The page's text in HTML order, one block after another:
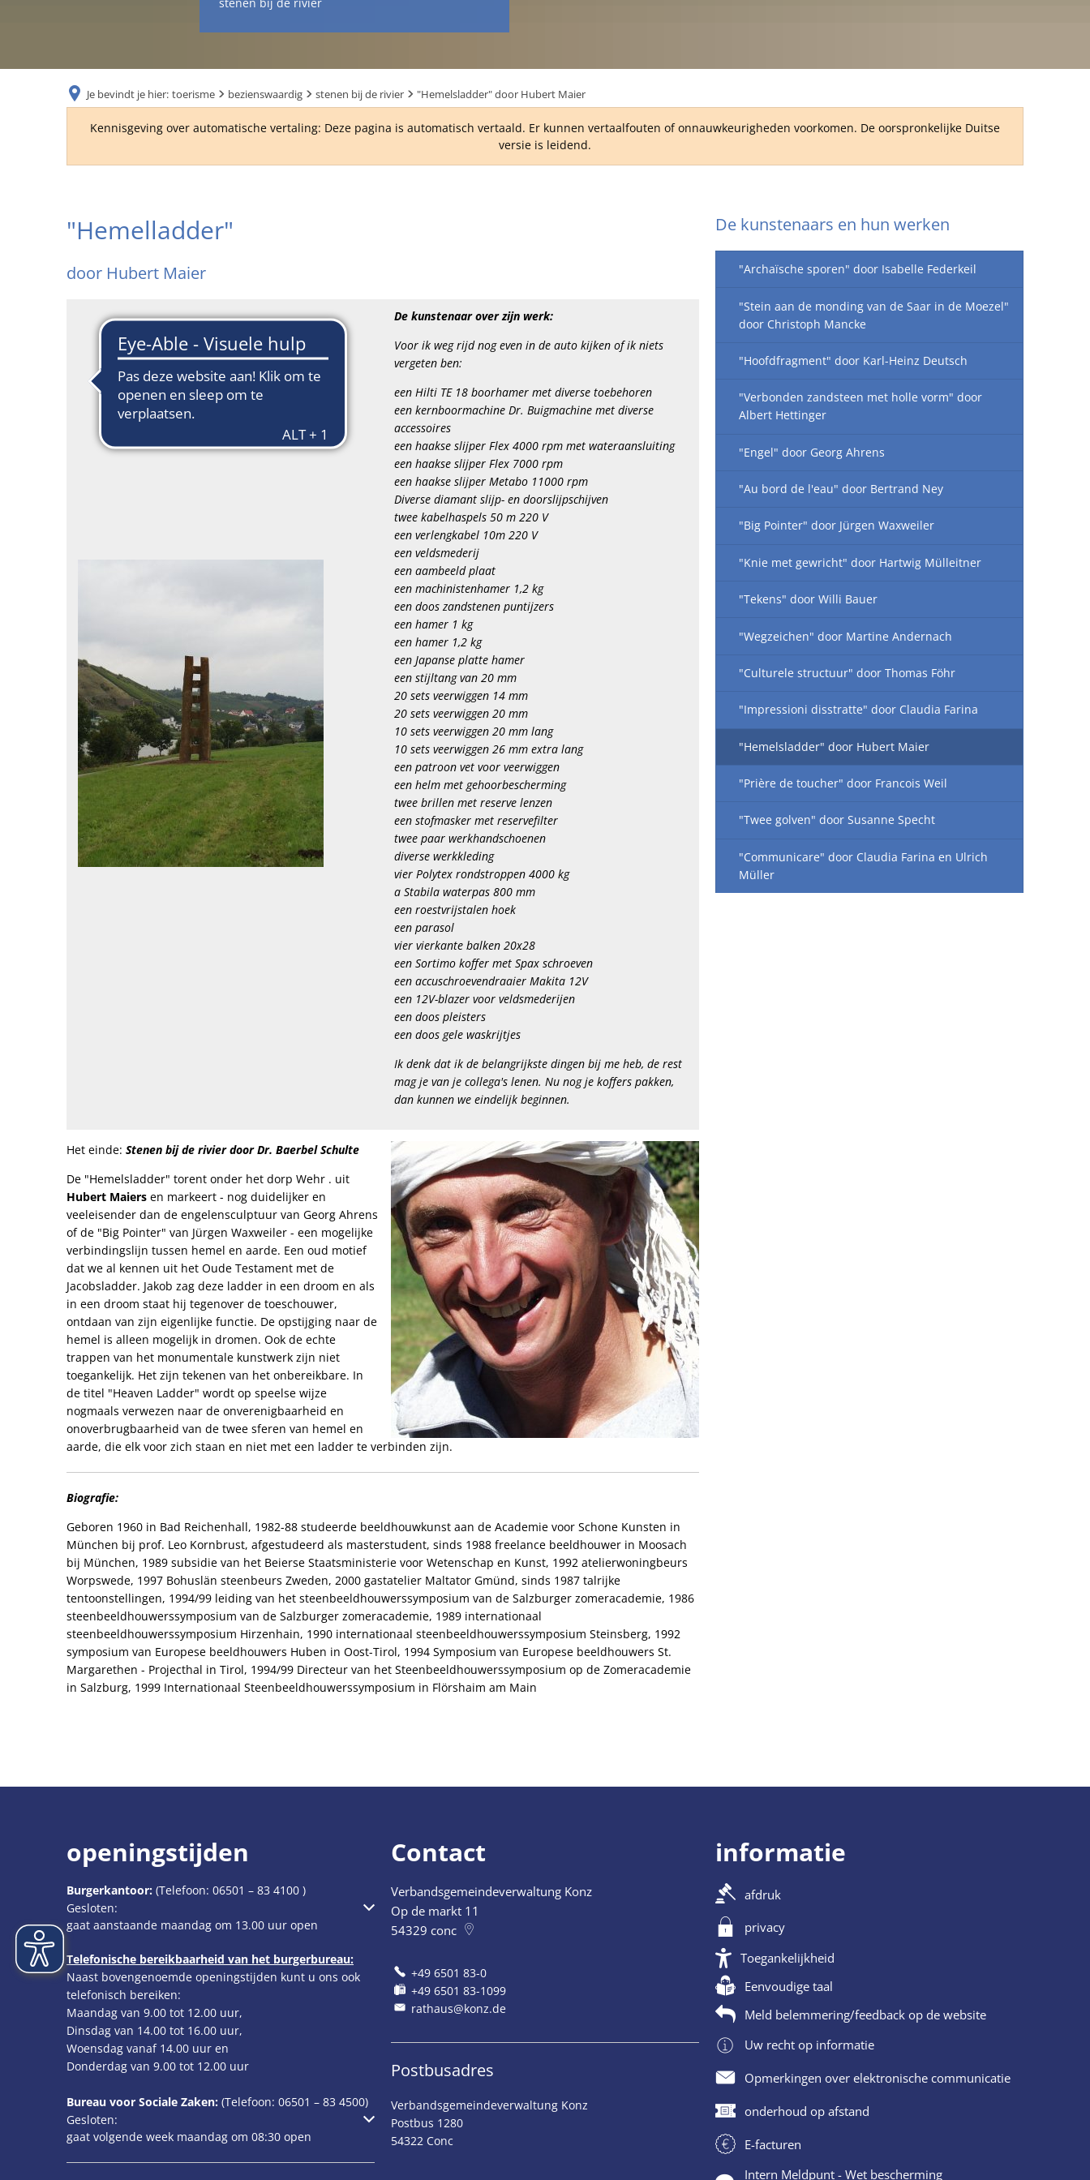
Je bevindt je hier: toerisme bezienswaardig stenen bij de rivier "Hemelsladder" door Hubert Maier
Kennisgeving over automatische vertaling: Deze pagina is automatisch vertaald. Er kunnen vertaalfouten of onnauwkeurigheden voorkomen. De oorspronkelijke Duitse
versie is leidend.
"Hemelsladder"
"Hemelladder"
door Hubert Maier
De kunstenaar over zijn werk:
Voor ik weg rijd nog even in de auto kijken of ik niets
vergeten ben:
een Hilti TE 18 boorhamer met diverse toebehoren
een kernboormachine Dr. Buigmachine met diverse
accessoires
een haakse slijper Flex 4000 rpm met wateraansluiting
een haakse slijper Flex 7000 rpm
een haakse slijper Metabo 11000 rpm
Diverse diamant slijp- en doorslijpschijven
twee kabelhaspels 50 m 220 V
een verlengkabel 10m 220 V
een veldsmederij
een aambeeld plaat
een machinistenhamer 1,2 kg
een doos zandstenen puntijzers
een hamer 1 kg
een hamer 1,2 kg
een Japanse platte hamer
een stijltang van 20 mm
20 sets veerwiggen 14 mm
20 sets veerwiggen 20 mm
10 sets veerwiggen 20 mm lang
10 sets veerwiggen 26 mm extra lang
een patroon vet voor veerwiggen
een helm met gehoorbescherming
twee brillen met reserve lenzen
een stofmasker met reservefilter
twee paar werkhandschoenen
diverse werkkleding
vier Polytex rondstroppen 4000 kg
a Stabila waterpas 800 mm
een roestvrijstalen hoek
een parasol
vier vierkante balken 20x28
een Sortimo koffer met Spax schroeven
een accuschroevendraaier Makita 12V
een 12V-blazer voor veldsmederijen
een doos pleisters
een doos gele waskrijtjes
Ik denk dat ik de belangrijkste dingen bij me heb, de rest
mag je van je collega's lenen. Nu nog je koffers pakken,
dan kunnen we eindelijk beginnen.
Het einde: Stenen bij de rivier door Dr. Baerbel Schulte
De "Hemelsladder" torent onder het dorp Wehr . uit
Hubert Maiers en markeert - nog duidelijker en
veeleisender dan de engelensculptuur van Georg Ahrens
of de "Big Pointer" van Jürgen Waxweiler - een mogelijke
verbindingslijn tussen hemel en aarde. Een oud motief
dat we al kennen uit het Oude Testament met de
Jacobsladder. Jakob zag deze ladder in een droom en als
in een droom staat hij tegenover de toeschouwer,
ontdaan van zijn eigenlijke functie. De opstijging naar de
hemel is alleen mogelijk in dromen. Ook de echte
trappen van het monumentale kunstwerk zijn niet
toegankelijk. Het zijn tekenen van het onbereikbare. In
de titel "Heaven Ladder" wordt op speelse wijze
nogmaals verwezen naar de onverenigbaarheid en
onoverbrugbaarheid van de twee sferen van hemel en
aarde, die elk voor zich staan en niet met een ladder te verbinden zijn.
Biografie:
Geboren 1960 in Bad Reichenhall, 1982-88 studeerde beeldhouwkunst aan de Academie voor Schone Kunsten in
München bij prof. Leo Kornbrust, afgestudeerd als masterstudent, sinds 1988 freelance beeldhouwer in Moosach
bij München, 1989 subsidie van het Beierse Staatsministerie voor Wetenschap en Kunst, 1992 atelierwoningbeurs
Worpswede, 1997 Bohuslän steenbeurs Zweden, 2000 gastatelier Maltator Gmünd, sinds 1987 talrijke
tentoonstellingen, 1994/99 leiding van het steenbeeldhouwerssymposium van de Salzburger zomeracademie, 1986
steenbeeldhouwerssymposium van de Salzburger zomeracademie, 1989 internationaal
steenbeeldhouwerssymposium Hirzenhain, 1990 internationaal steenbeeldhouwerssymposium Steinsberg, 1992
symposium van Europese beeldhouwers Huben in Oost-Tirol, 1994 Symposium van Europese beeldhouwers St.
Margarethen - Projecthal in Tirol, 1994/99 Directeur van het Steenbeeldhouwerssymposium op de Zomeracademie
in Salzburg, 1999 Internationaal Steenbeeldhouwerssymposium in Flörshaim am Main
De kunstenaars en hun werken
"Archaïsche sporen" door Isabelle Federkeil
"Stein aan de monding van de Saar in de Moezel"
door Christoph Mancke
"Hoofdfragment" door Karl-Heinz Deutsch
"Verbonden zandsteen met holle vorm" door
Albert Hettinger
"Engel" door Georg Ahrens
"Au bord de l'eau" door Bertrand Ney
"Big Pointer" door Jürgen Waxweiler
"Knie met gewricht" door Hartwig Mülleitner
"Tekens" door Willi Bauer
"Wegzeichen" door Martine Andernach
"Culturele structuur" door Thomas Föhr
"Impressioni disstratte" door Claudia Farina
"Hemelsladder" door Hubert Maier
"Prière de toucher" door Francois Weil
"Twee golven" door Susanne Specht
"Communicare" door Claudia Farina en Ulrich
Müller
openingstijden
Burgerkantoor: (Telefoon: 06501 – 83 4100 )
Klik om extra openings- of sluitingstijden te verbergen
Gesloten:
gaat aanstaande maandag om 13.00 uur open
Telefonische bereikbaarheid van het burgerbureau:
Naast bovengenoemde openingstijden kunt u ons ook
telefonisch bereiken:
Maandag van 9.00 tot 12.00 uur,
Dinsdag van 14.00 tot 16.00 uur,
Woensdag vanaf 14.00 uur en
Donderdag van 9.00 tot 12.00 uur
Bureau voor Sociale Zaken: (Telefoon: 06501 – 83 4500)
Klik om extra openings- of sluitingstijden te verbergen
Gesloten:
gaat volgende week maandag om 08:30 open
Contact
Verbandsgemeindeverwaltung Konz
Op de markt 11
54329 conc
+49 6501 83-0
+49 6501 83-1099
rathaus@konz.de
Postbusadres
Verbandsgemeindeverwaltung Konz
Postbus 1280
54322 Conc
informatie
afdruk
privacy
Toegankelijkheid
Eenvoudige taal
Meld belemmering/feedback op de website
Uw recht op informatie
Opmerkingen over elektronische communicatie
onderhoud op afstand
E-facturen
Intern Meldpunt - Wet bescherming